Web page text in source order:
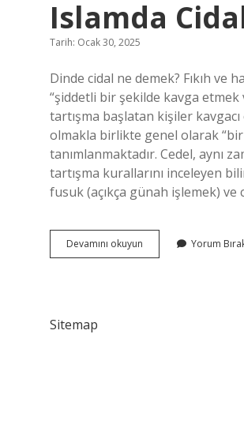
Islamda
Tarih: Ocak 30, 2025
Dinde cidal ne demek? Fıkıh ve
“şiddetli bir şekilde kavga etmek
tartışma başlatan kişiler
olmakla birlikte genel olarak
tanımlanmaktadır. Cedel, aynı
tartışma kurallarını inceleyen
fusuk (açıkça günah işlemek)
Devamını okuyun Islamda
Cidal
Yorum
Sitemap